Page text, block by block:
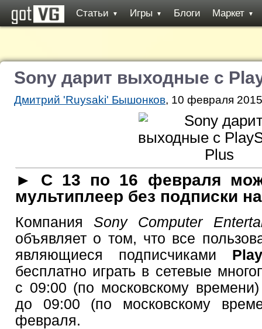
Статьи ▼ Игры ▼ Блоги Маркет ▼
Sony дарит выходные с
Дмитрий 'Ruysaki' Бышонков, 10 февраля
► С 13 по 16 февраля
мультиплеер без подписки
КомпанияSony Computer
объявляет о том, что все
являющиеся подписчиками
бесплатно играть в сетевые
с 09:00 (по московскому
до 09:00 (по московскому
февраля.